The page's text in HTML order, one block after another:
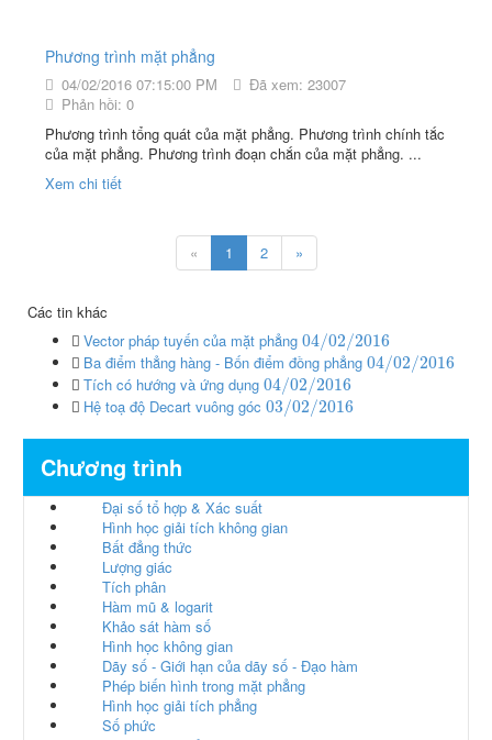
Phương trình mặt phẳng
04/02/2016 07:15:00 PM
Đã xem: 23007
Phản hồi: 0
Phương trình tổng quát của mặt phẳng. Phương trình chính tắc
của mặt phẳng. Phương trình đoạn chắn của mặt phẳng. ...
Xem chi tiết
« 1 2 »
Các tin khác
Vector pháp tuyến của mặt phẳng 04/02/2016
Ba điểm thẳng hàng - Bốn điểm đồng phẳng 04/02/2016
Tích có hướng và ứng dụng 04/02/2016
Hệ toạ độ Decart vuông góc 03/02/2016
Chương trình
Đại số tổ hợp & Xác suất
Hình học giải tích không gian
Bất đẳng thức
Lượng giác
Tích phân
Hàm mũ & logarit
Khảo sát hàm số
Hình học không gian
Dãy số - Giới hạn của dãy số - Đạo hàm
Phép biến hình trong mặt phẳng
Hình học giải tích phẳng
Số phức